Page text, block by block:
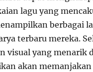
lagu yang
berbagai
terbaru mereka.
visual yang menarik
akan